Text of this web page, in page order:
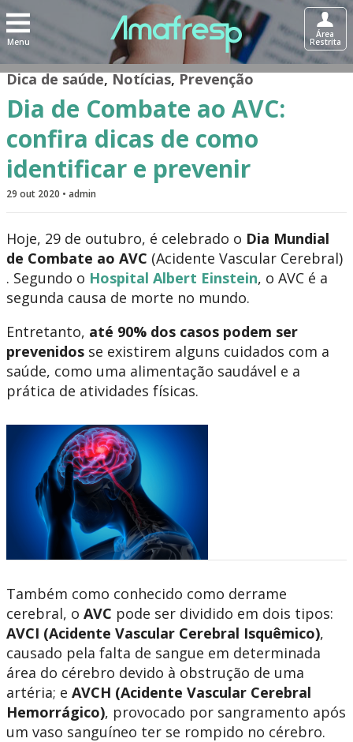
Menu
Área
Restrita
Dica de saúde,Notícias,Prevenção
Dia de Combate ao AVC:
confira dicas de como
identificar e prevenir
29 out 2020 • admin
Hoje, 29 de outubro, é celebrado o Dia Mundial
de Combate ao AVC (Acidente Vascular Cerebral)
. Segundo o Hospital Albert Einstein, o AVC é a
segunda causa de morte no mundo.
Entretanto, até 90% dos casos podem ser
prevenidos se existirem alguns cuidados com a
saúde, como uma alimentação saudável e a
prática de atividades físicas.
Também como conhecido como derrame
cerebral, o AVC pode ser dividido em dois tipos:
AVCI (Acidente Vascular Cerebral Isquêmico),
causado pela falta de sangue em determinada
área do cérebro devido à obstrução de uma
artéria; e AVCH (Acidente Vascular Cerebral
Hemorrágico), provocado por sangramento após
um vaso sanguíneo ter se rompido no cérebro.